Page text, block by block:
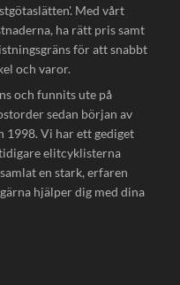
Med vårt
ha rätt pris samt
för att snabbt
och varor.
och funnits ute på
sedan början av
1998. Vi har ett gediget
elitcyklisterna
en stark, erfaren
hjälper dig med dina